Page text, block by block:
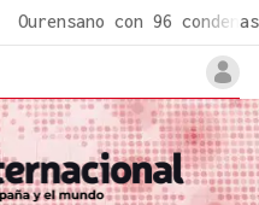
Ourensano con 96 condenas